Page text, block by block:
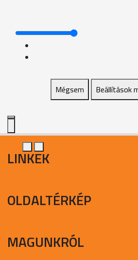
Mégsem Beállítások
LINKEK
OLDALTÉRKÉP
MAGUNKRÓL